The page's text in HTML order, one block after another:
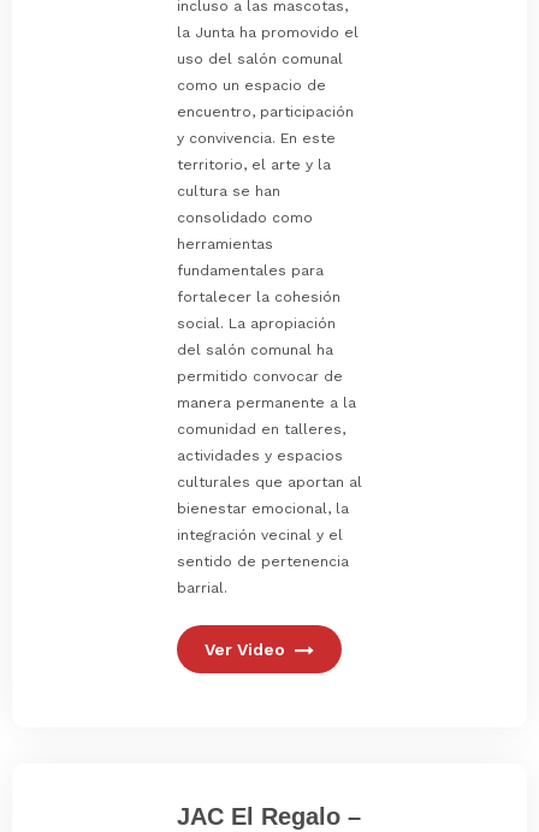
incluso a las mascotas,
la Junta ha promovido el
uso del salón comunal
como un espacio de
encuentro, participación
y convivencia. En este
territorio, el arte y la
cultura se han
consolidado como
herramientas
fundamentales para
fortalecer la cohesión
social. La apropiación
del salón comunal ha
permitido convocar de
manera permanente a la
comunidad en talleres,
actividades y espacios
culturales que aportan al
bienestar emocional, la
integración vecinal y el
sentido de pertenencia
barrial.
Ver Video
JAC El Regalo –